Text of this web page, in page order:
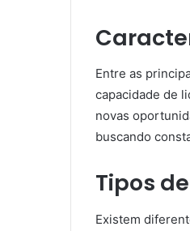
Entre as
capacidade de
novas
buscando
Tipos
Existem